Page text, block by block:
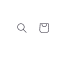
Warenkorb